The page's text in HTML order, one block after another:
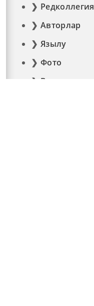
Редколлегия
Авторлар
Язылу
Фото
Видео